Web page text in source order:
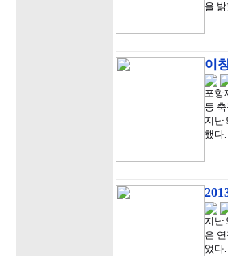
을
이
포항
등
지난
했다
지난
은
었다